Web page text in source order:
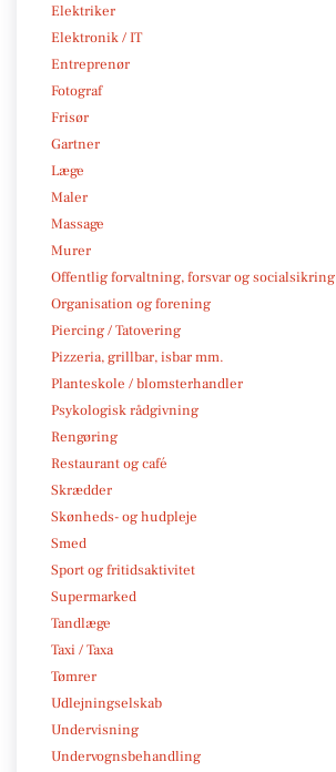
Elektriker
Elektronik / IT
Entreprenør
Fotograf
Frisør
Gartner
Læge
Maler
Massage
Murer
Offentlig forvaltning, forsvar og socialsikring
Organisation og forening
Piercing / Tatovering
Pizzeria, grillbar, isbar mm.
Planteskole / blomsterhandler
Psykologisk rådgivning
Rengøring
Restaurant og café
Skrædder
Skønheds- og hudpleje
Smed
Sport og fritidsaktivitet
Supermarked
Tandlæge
Taxi / Taxa
Tømrer
Udlejningselskab
Undervisning
Undervognsbehandling